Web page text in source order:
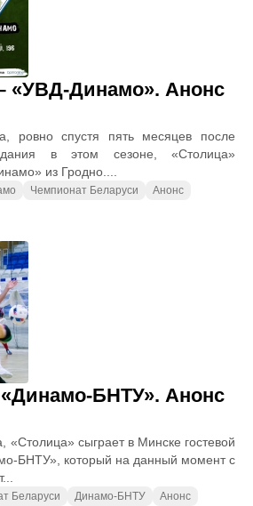
«УВД-Динамо». Анонс
ровно спустя пять месяцев после
в этом сезоне, «Столица»
из Гродно....
Чемпионат Беларуси
Анонс
БНТУ». Анонс
«Столица» сыграет в Минске гостевой
БНТУ», который на данный момент с
Беларуси Динамо-БНТУ
Анонс